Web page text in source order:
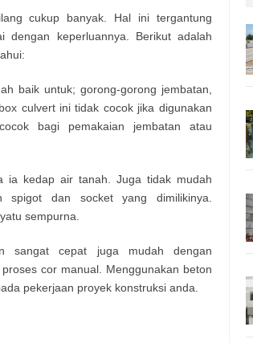
cukup banyak. Hal ini tergantung
dengan keperluannya. Berikut adalah
baik untuk; gorong-gorong jembatan,
culvert ini tidak cocok jika digunakan
bagi pemakaian jembatan atau
ia kedap air tanah. Juga tidak mudah
spigot dan socket yang dimilikinya.
sempurna.
sangat cepat juga mudah dengan
cor manual. Menggunakan beton
pekerjaan proyek konstruksi anda.